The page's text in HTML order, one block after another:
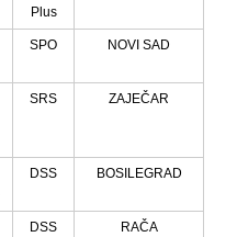
Plus
SPO NOVI SAD
SRS ZAJEČAR
DSS BOSILEGRAD
DSS RAČA